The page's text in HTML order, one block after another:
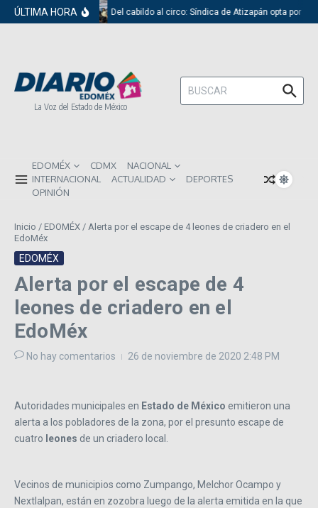
Saltar al contenido
ÚLTIMA HORA Del cabildo al circo: Síndica de Atizapán opta por el
La Voz del Estado de México
Buscar:
EDOMÉX CDMX
NACIONAL
INTERNACIONAL
ACTUALIDAD
DEPORTES
OPINIÓN
Inicio / EDOMÉX / Alerta por el escape de 4 leones de criadero en el
EdoMéx
EDOMÉX
Alerta por el escape de 4
leones de criadero en el
EdoMéx
No hay comentarios 26 de noviembre de 2020 2:48 PM
Autoridades municipales en Estado de México emitieron una
alerta a los pobladores de la zona, por el presunto escape de
cuatro leones de un criadero local.
Vecinos de municipios como Zumpango, Melchor Ocampo y
Nextlalpan, están en zozobra luego de la alerta emitida en la que